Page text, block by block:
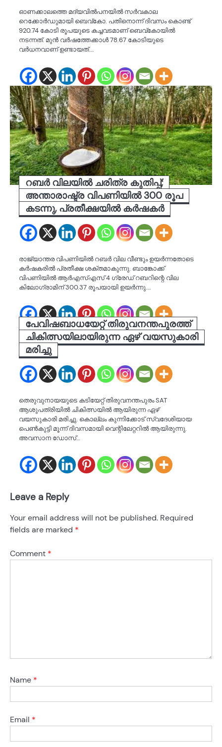
ഓണക്കാലത്തെ മദ്യവില്‍പനയില്‍ സര്‍വകാല
റെക്കോര്‍ഡുമായി ബെവ്‌കോ. പതിനൊന്ന് ദിവസം കൊണ്ട്
920.74 കോടി രൂപയുടെ കച്ചവടമാണ് ബെവ്‌കോയില്‍
നടന്നത്. മുന്‍ വര്‍ഷത്തേക്കാള്‍ 78.67 കോടിയുടെ
വര്‍ധനവാണ് ഉണ്ടായത്.…
റബർ വിലയിൽ ചരിത്ര കുതിപ്പ്;
അന്താരാഷ്ട്ര വിപണിയിൽ 300 രൂപ
കടന്നു, പ്രതീക്ഷയിൽ കർഷകർ
രാജ്യാന്തര വിപണിയിൽ റബർ വില വീണ്ടും ഉയർന്നതോടെ
കർഷകരിൽ പ്രതീക്ഷ ശക്തമാകുന്നു. ബാങ്കോക്ക്
വിപണിയിൽ ആർഎസ്എസ് 4 ഗ്രേഡ് റബറിന്റെ വില
കിലോഗ്രാമിന് 300.37 രൂപയായി ഉയർന്നു.…
പേവിഷബാധയേറ്റ് തിരുവനന്തപുരത്ത്
ചികിത്സയിലായിരുന്ന ഏഴ് വയസുകാരി
മരിച്ചു
തെരുവുനായയുടെ കടിയേറ്റ് തിരുവനന്തപുരം SAT
ആശുപത്രിയിൽ ചികിത്സയിൽ ആയിരുന്ന ഏഴ്
വയസുകാരി മരിച്ചു. കൊല്ലം കുന്നിക്കോട് സ്വദേശിയായ
പെൺകുട്ടി മൂന്ന് ദിവസമായി വെന്റിലേറ്ററിൽ ആയിരുന്നു.
അവസാന ഡോസ്…
Leave a Reply
Your email address will not be published. Required
fields are marked *
Comment *
Name *
Email *